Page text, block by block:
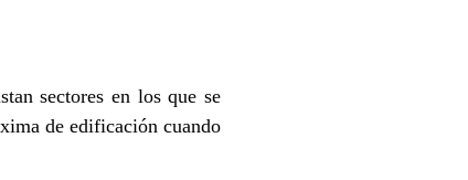
sectores en los que se
de edificación cuando